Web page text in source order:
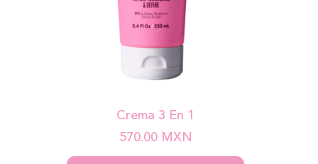
Crema 3 En 1
570.00 MXN